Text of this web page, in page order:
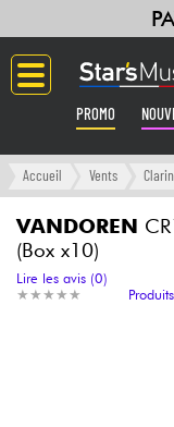
PROMO
Langue
Guitares &
Amplis & Effets
Claviers &
Synthés &
Accueil Vents
VANDOREN
(Box x10)
★ ★ ★ ★ ★
★ ★ ★ ★ ★
Lire les avis (0)